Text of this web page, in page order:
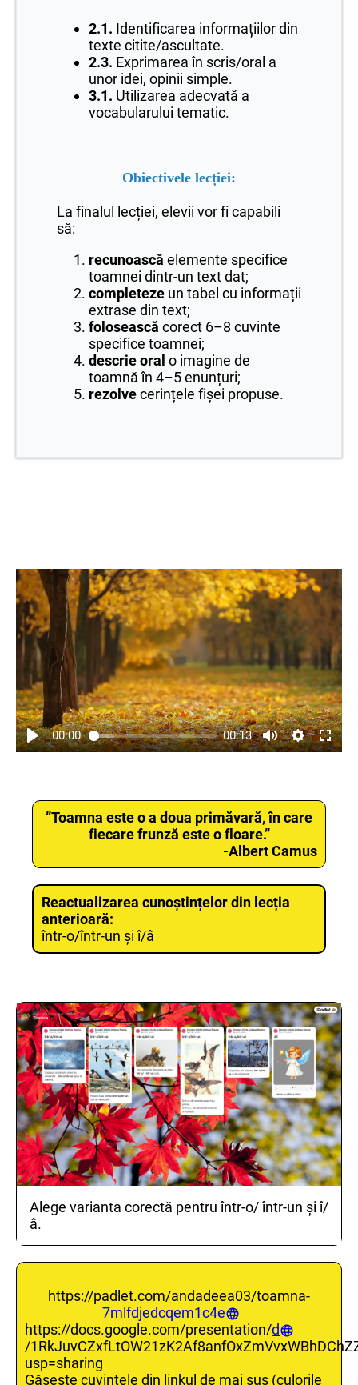
2.1. Identificarea informațiilor din
texte citite/ascultate.
2.3. Exprimarea în scris/oral a
unor idei, opinii simple.
3.1. Utilizarea adecvată a
vocabularului tematic.
Obiectivele lecției:
La finalul lecției, elevii vor fi capabili
să:
recunoască elemente specifice
toamnei dintr-un text dat;
completeze un tabel cu informații
extrase din text;
folosească corect 6–8 cuvinte
specifice toamnei;
descrie oral o imagine de
toamnă în 4–5 enunțuri;
rezolvecerințele fișei propuse.
00:00 00:13
”Toamna este o a doua primăvară, în care
fiecare frunză este o floare.”
-Albert Camus
Reactualizarea cunoștințelor din lecția
anterioară:
într-o/într-un și î/â
Alege varianta corectă pentru într-o/ într-un și î/
â.
https://padlet.com/andadeea03/toamna-
7mlfdjedcqem1c4e
https://docs.google.com/presentation/d
/
usp=sharing
Găsește cuvintele din linkul de mai sus (culorile